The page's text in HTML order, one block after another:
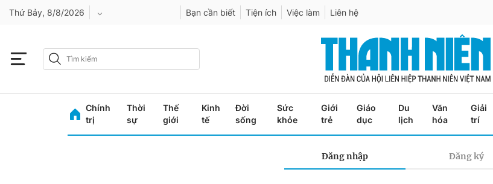
Thứ Bảy, 8/8/2026
Bình Phước
Bạn cần biết Tiện ích Việc làm Liên hệ
Chính
trị
Thời
sự
Thế
giới
Kinh
tế
Đời
sống
Sức
khỏe
Giới
trẻ
Giáo
dục
Du
lịch
Văn
hóa
Giải
trí
Đăng nhập Đăng ký